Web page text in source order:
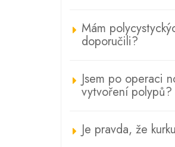
Mám
doporučili?
Jsem po operaci
vytvoření polypů?
Je pravda, že